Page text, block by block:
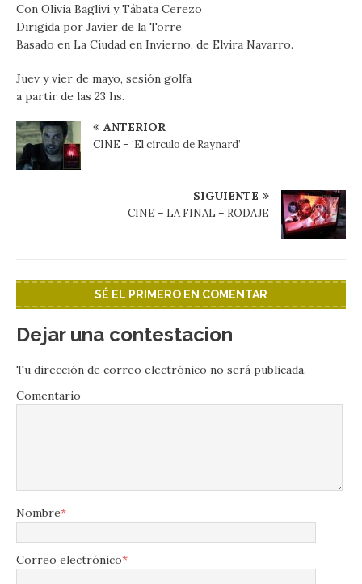
Con Olivia Baglivi y Tábata Cerezo
Dirigida por Javier de la Torre
Basado en La Ciudad en Invierno, de Elvira Navarro.
Juev y vier de mayo, sesión golfa
a partir de las 23 hs.
ANTERIOR
CINE – ‘El círculo de Raynard’
SIGUIENTE
CINE – LA FINAL – RODAJE
SÉ EL PRIMERO EN COMENTAR
Dejar una contestacion
Tu dirección de correo electrónico no será publicada.
Comentario
Nombre*
Correo electrónico*